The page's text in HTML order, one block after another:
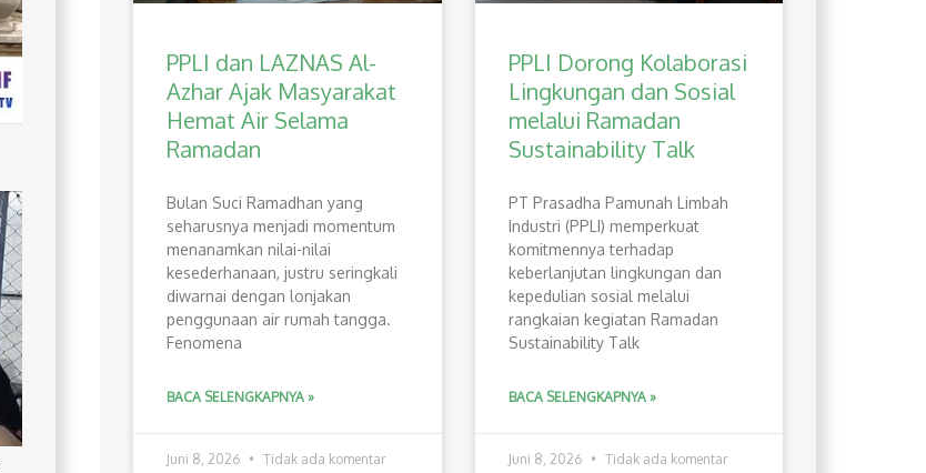
PPLI dan LAZNAS Al-
Azhar Ajak Masyarakat
Hemat Air Selama
Ramadan
Bulan Suci Ramadhan yang
seharusnya menjadi momentum
menanamkan nilai-nilai
kesederhanaan, justru seringkali
diwarnai dengan lonjakan
penggunaan air rumah tangga.
Fenomena
BACA SELENGKAPNYA »
Juni 8, 2026 Tidak ada komentar
PPLI Dorong Kolaborasi
Lingkungan dan Sosial
melalui Ramadan
Sustainability Talk
PT Prasadha Pamunah Limbah
Industri (PPLI) memperkuat
komitmennya terhadap
keberlanjutan lingkungan dan
kepedulian sosial melalui
rangkaian kegiatan Ramadan
Sustainability Talk
BACA SELENGKAPNYA »
Juni 8, 2026 Tidak ada komentar